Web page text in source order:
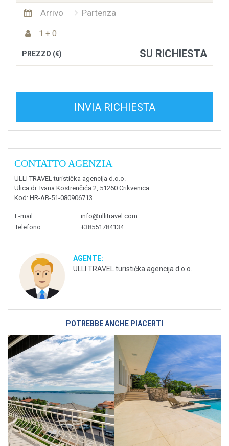
Arrivo Partenza
1 + 0
PREZZO (€) SU RICHIESTA
INVIA RICHIESTA
CONTATTO AGENZIA
ULLI TRAVEL turistička agencija d.o.o.
Ulica dr. Ivana Kostrenčića 2, 51260 Crikvenica
Kod : HR-AB-51-080906713
E-mail :
info@ullitravel.com
Telefono: +38551784134
AGENTE:
ULLI TRAVEL turistička agencija d.o.o.
POTREBBE ANCHE PIACERTI